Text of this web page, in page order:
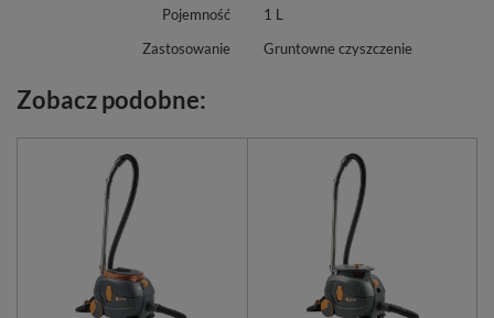
Pojemność
1 L
Zastosowanie
Gruntowne czyszczenie
Zobacz podobne: